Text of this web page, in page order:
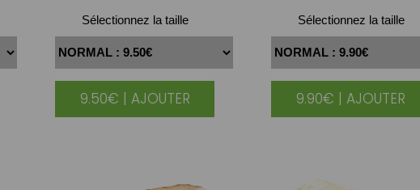
Sélectionnez la taille
9.50€ | AJOUTER
Sélectionnez la taille
9.90€ | AJOUTER